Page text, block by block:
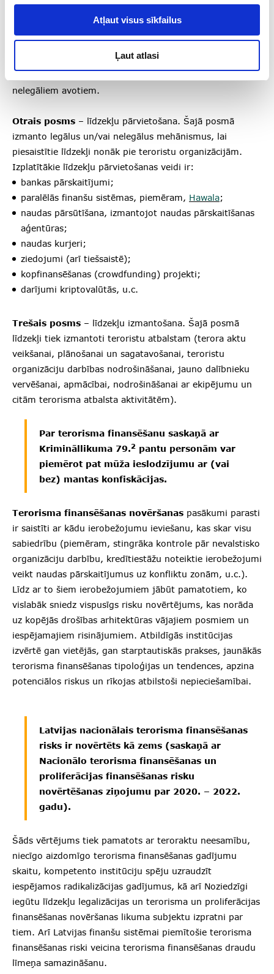
Atļaut visus sīkfailus
Ļaut atlasi
Terorisma finansēšanai ir vairāki posmi:
– līdzekļu piesaistīšana. Galvenais
nelegāliem avotiem.
Otrais posms – līdzekļu pārvietošana. Šajā posmā
izmanto legālus un/vai nelegālus mehānismus, lai
piesaistītie līdzekļi nonāk pie teroristu organizācijām.
Izplatītākie līdzekļu pārvietošanas veidi ir:
bankas pārskaitījumi;
paralēlās finanšu sistēmas, piemēram, Hawala;
naudas pārsūtīšana, izmantojot naudas pārskaitīšanas
aģentūras;
naudas kurjeri;
ziedojumi (arī tiešsaistē);
kopfinansēšanas (crowdfunding) projekti;
darījumi kriptovalūtās, u.c.
Trešais posms – līdzekļu izmantošana. Šajā posmā
līdzekļi tiek izmantoti teroristu atbalstam (terora aktu
veikšanai, plānošanai un sagatavošanai, teroristu
organizāciju darbības nodrošināšanai, jauno dalībnieku
vervēšanai, apmācībai, nodrošināšanai ar ekipējumu un
citām terorisma atbalsta aktivitātēm).
Par terorisma finansēšanu saskaņā ar
Krimināllikuma 79.2 pantu personām var
piemērot pat mūža ieslodzījumu ar (vai
bez) mantas konfiskācijas.
Terorisma finansēšanas novēršanas pasākumi parasti
ir saistīti ar kādu ierobežojumu ieviešanu, kas skar visu
sabiedrību (piemēram, stingrāka kontrole pār nevalstisko
organizāciju darbību, kredītiestāžu noteiktie ierobežojumi
veikt naudas pārskaitījumus uz konfliktu zonām, u.c.).
Līdz ar to šiem ierobežojumiem jābūt pamatotiem, ko
vislabāk sniedz vispusīgs risku novērtējums, kas norāda
uz kopējās drošības arhitektūras vājajiem posmiem un
iespējamajiem risinājumiem. Atbildīgās institūcijas
izvērtē gan vietējās, gan starptautiskās prakses, jaunākās
terorisma finansēšanas tipoloģijas un tendences, apzina
potenciālos riskus un rīkojas atbilstoši nepieciešamībai.
Latvijas nacionālais terorisma finansēšanas
risks ir novērtēts kā zems (saskaņā ar
Nacionālo terorisma finansēšanas un
proliferācijas finansēšanas risku
novērtēšanas ziņojumu par 2020. – 2022.
gadu).
Šāds vērtējums tiek pamatots ar teroraktu neesamību,
niecīgo aizdomīgo terorisma finansēšanas gadījumu
skaitu, kompetento institūciju spēju uzraudzīt
iespējamos radikalizācijas gadījumus, kā arī Noziedzīgi
iegūtu līdzekļu legalizācijas un terorisma un proliferācijas
finansēšanas novēršanas likuma subjektu izpratni par
tiem. Arī Latvijas finanšu sistēmai piemītošie terorisma
finansēšanas riski veicina terorisma finansēšanas draudu
līmeņa samazināšanu.